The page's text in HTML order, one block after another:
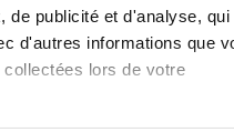
de publicité et d'analyse, qui
d'autres informations que
lors de votre